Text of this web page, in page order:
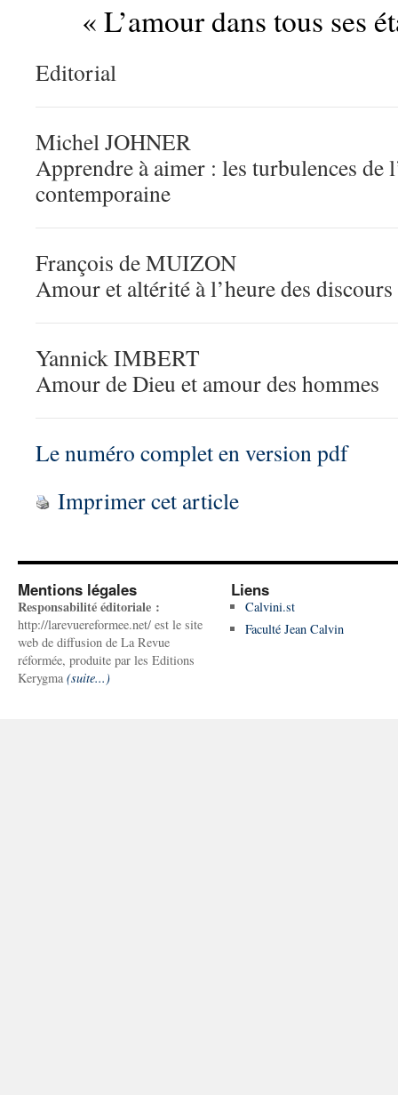
« L’amour dans tous ses
Editorial
Michel JOHNER
Apprendre à aimer : les turbulences de
contemporaine
François de MUIZON
Amour et altérité à l’heure des
Yannick IMBERT
Amour de Dieu et amour des hommes
Le numéro complet en version pdf
Imprimer cet article
Mentions légales
Responsabilité éditoriale :
http://larevuereformee.net/ est le site
web de diffusion de La Revue
réformée, produite par les Editions
Kerygma (suite...)
Liens
Calvini.st
Faculté Jean Calvin